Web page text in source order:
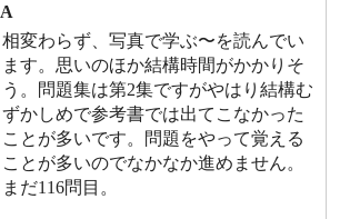
A
相変わらず、写真で学ぶ〜を読んでい
ます。思いのほか結構時間がかかりそ
う。問題集は第2集ですがやはり結構む
ずかしめで参考書では出てこなかった
ことが多いです。問題をやって覚える
ことが多いのでなかなか進めません。
まだ116問目。